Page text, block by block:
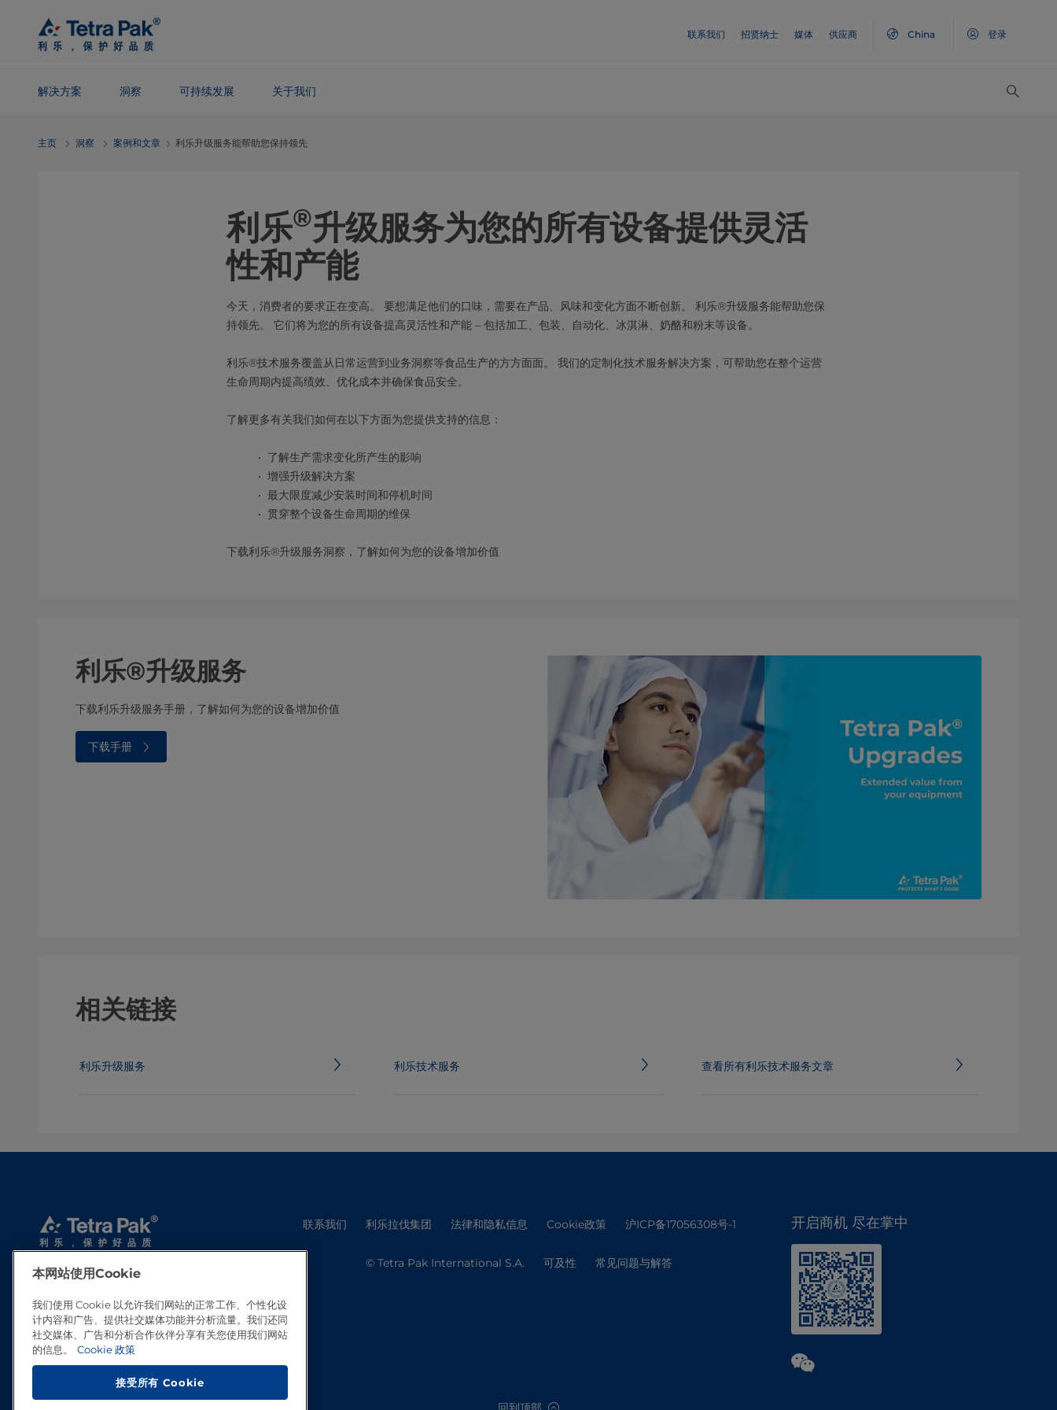
Skip To
Main
Content
联系我们 招贤纳士 媒体 供应商 China 登录
解决方案 洞察 可持续发展 关于我们
Navigation
主页 洞察 案例和文章 利乐升级服务能帮助您保持领先
利乐®升级服务为您的所有设备提供灵活
性和产能
今天，消费者的要求正在变高。 要想满足他们的口味，需要在产品、风味和变化方面不断创新。 利乐®升级服务能帮助您保
持领先。 它们将为您的所有设备提高灵活性和产能 – 包括加工、包装、自动化、冰淇淋、奶酪和粉末等设备。
利乐®技术服务覆盖从日常运营到业务洞察等食品生产的方方面面。 我们的定制化技术服务解决方案，可帮助您在整个运营
生命周期内提高绩效、优化成本并确保食品安全。
了解更多有关我们如何在以下方面为您提供支持的信息：
了解生产需求变化所产生的影响
增强升级解决方案
最大限度减少安装时间和停机时间
贯穿整个设备生命周期的维保
下载利乐®升级服务洞察，了解如何为您的设备增加价值
利乐®升级服务
下载利乐升级服务手册，了解如何为您的设备增加价值
下载手册
相关链接
利乐升级服务 利乐技术服务 查看所有利乐技术服务文章
联系我们 利乐拉伐集团 法律和隐私信息 Cookie政策 沪ICP备17056308号-1
© Tetra Pak International S.A. 可及性 常见问题与解答
开启商机 尽在掌中
本网站使用Cookie
我们使用 Cookie 以允许我们网站的正常工作、个性化设
计内容和广告、提供社交媒体功能并分析流量。我们还同
社交媒体、广告和分析合作伙伴分享有关您使用我们网站
的信息。
Cookie 政策
接受所有 Cookie